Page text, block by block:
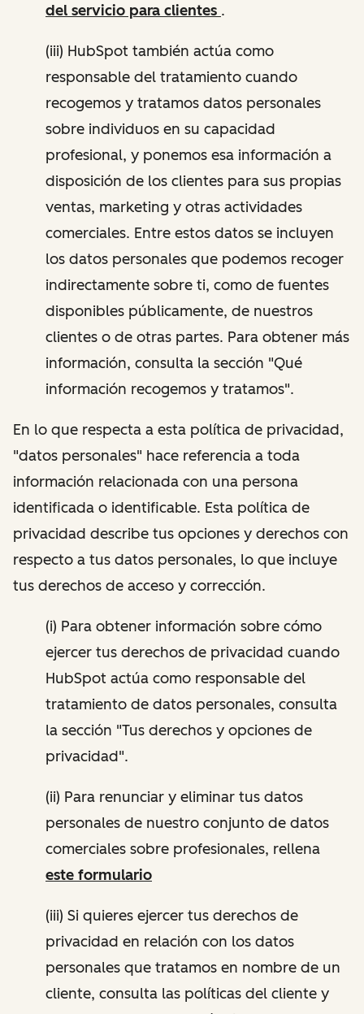
del servicio para clientes .
(iii) HubSpot también actúa como
responsable del tratamiento cuando
recogemos y tratamos datos personales
sobre individuos en su capacidad
profesional, y ponemos esa información a
disposición de los clientes para sus propias
ventas, marketing y otras actividades
comerciales. Entre estos datos se incluyen
los datos personales que podemos recoger
indirectamente sobre ti, como de fuentes
disponibles públicamente, de nuestros
clientes o de otras partes. Para obtener más
información, consulta la sección "Qué
información recogemos y tratamos".
En lo que respecta a esta política de privacidad,
"datos personales" hace referencia a toda
información relacionada con una persona
identificada o identificable. Esta política de
privacidad describe tus opciones y derechos con
respecto a tus datos personales, lo que incluye
tus derechos de acceso y corrección.
(i) Para obtener información sobre cómo
ejercer tus derechos de privacidad cuando
HubSpot actúa como responsable del
tratamiento de datos personales, consulta
la sección "Tus derechos y opciones de
privacidad".
(ii) Para renunciar y eliminar tus datos
personales de nuestro conjunto de datos
comerciales sobre profesionales, rellena
este formulario
(iii) Si quieres ejercer tus derechos de
privacidad en relación con los datos
personales que tratamos en nombre de un
cliente, consulta las políticas del cliente y